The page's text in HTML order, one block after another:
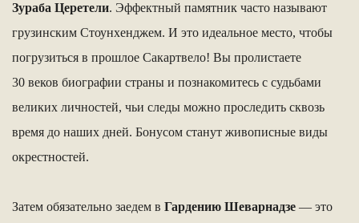
Зураба Церетели. Эффектный памятник часто называют
грузинским Стоунхенджем. И это идеальное место, чтобы
погрузиться в прошлое Сакартвело! Вы пролистаете
30 веков биографии страны и познакомитесь с судьбами
великих личностей, чьи следы можно проследить сквозь
время до наших дней. Бонусом станут живописные виды
окрестностей.
Затем обязательно заедем в Гардению Шеварнадзе — это